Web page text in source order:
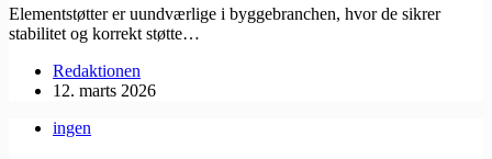
Elementstøtter er uundværlige i byggebranchen, hvor de sikrer
stabilitet og korrekt støtte…
Redaktionen
12. marts 2026
ingen